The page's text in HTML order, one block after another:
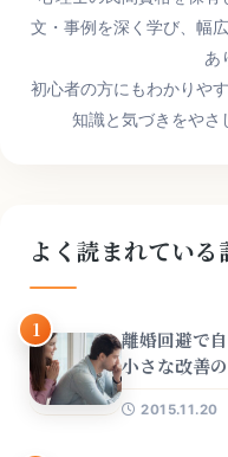
文・事例を深く学び、幅
あ
初心者の方にもわかりや
知識と気づきをやさ
よく読まれている
1
離婚回避で
小さな改善
2015.11.20